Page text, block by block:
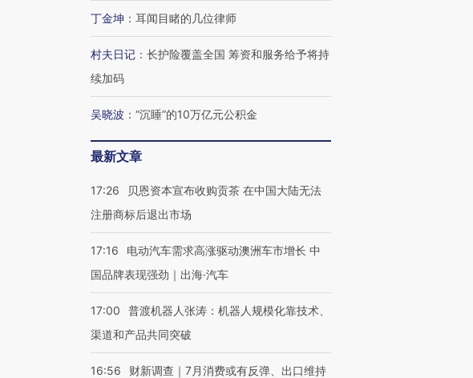
丁金坤 ： 耳闻目睹的几位律师
村夫日记 ： 长护险覆盖全国 筹资和服务给予将持
续加码
吴晓波 ： “沉睡”的10万亿元公积金
最新文章
17:26
贝恩资本宣布收购贡茶 在中国大陆无法
注册商标后退出市场
17:16
电动汽车需求高涨驱动澳洲车市增长 中
国品牌表现强劲｜出海·汽车
17:00
普渡机器人张涛：机器人规模化靠技术、
渠道和产品共同突破
16:56
财新调查｜7月消费或有反弹、出口维持